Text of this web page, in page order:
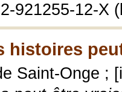
921255-12-X
histoires
Saint-Onge ;